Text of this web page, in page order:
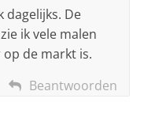
dagelijks. De
ik vele malen
de markt is.
Beantwoorden